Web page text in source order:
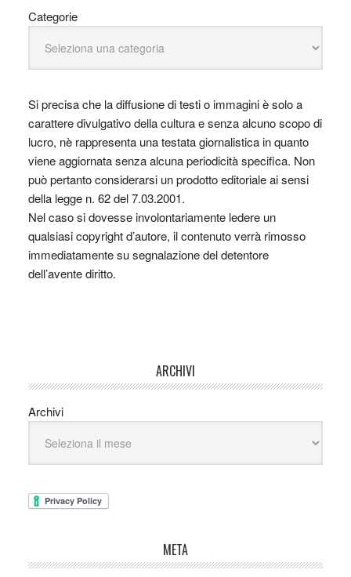
Categorie
Si precisa che la diffusione di testi o immagini è solo a
carattere divulgativo della cultura e senza alcuno scopo di
lucro, nè rappresenta una testata giornalistica in quanto
viene aggiornata senza alcuna periodicità specifica. Non
può pertanto considerarsi un prodotto editoriale ai sensi
della legge n. 62 del 7.03.2001.
Nel caso si dovesse involontariamente ledere un
qualsiasi copyright d’autore, il contenuto verrà rimosso
immediatamente su segnalazione del detentore
dell’avente diritto.
ARCHIVI
Archivi
META